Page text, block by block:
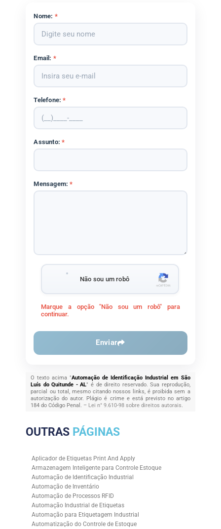
Nome: *
Email: *
Telefone:*
Assunto:*
Mensagem:*
Não sou um robô
Marque a opção "Não sou um robô" para
continuar.
Enviar
O texto acima "Automação de Identificação Industrial em São
Luís do Quitunde - AL" é de direito reservado. Sua reprodução,
parcial ou total, mesmo citando nossos links, é proibida sem a
autorização do autor. Plágio é crime e está previsto no artigo
184 do Código Penal. – Lei n° 9.610-98 sobre direitos autorais.
OUTRAS PÁGINAS
Aplicador de Etiquetas Print And Apply
Armazenagem Inteligente para Controle Estoque
Automação de Identificação Industrial
Automação de Inventário
Automação de Processos RFID
Automação Industrial de Etiquetas
Automação para Etiquetagem Industrial
Automatização do Controle de Estoque